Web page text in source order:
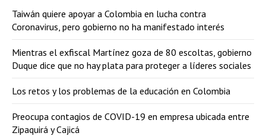
Taiwán quiere apoyar a Colombia en lucha contra
Coronavirus, pero gobierno no ha manifestado interés
Mientras el exfiscal Martínez goza de 80 escoltas, gobierno
Duque dice que no hay plata para proteger a líderes sociales
Los retos y los problemas de la educación en Colombia
Preocupa contagios de COVID-19 en empresa ubicada entre
Zipaquirá y Cajicá